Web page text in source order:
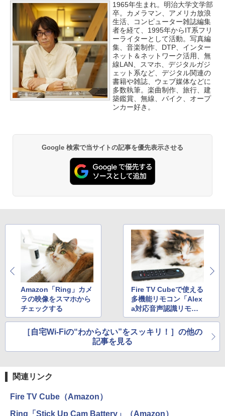
1965年生まれ。明治大学文学部
卒。カメラマン、アメリカ放浪
生活、コンピューター雑誌編集
者を経て、1995年からIT系フリ
ーライターとして活動。写真編
集、音楽制作、DTP、インター
ネット＆ネットワーク活用、無
線LAN、スマホ、デジタルガジ
ェット系など、デジタル関連の
書籍や雑誌、ウェブ媒体などに
多数執筆。楽曲制作、旅行、建
築鑑賞、無線、バイク、オープ
ンカー好き。
Google 検索で当サイトの記事を優先表示させる
Amazon「Ring」カメ
ラの映像をスマホから
チェックする
Fire TV Cubeで使える
多機能リモコン「Alex
a対応音声認識リモコ
ン Pro」で、もっと気
持ちよくコンテンツを
視聴しよう
［自宅Wi-Fiの“わからない”をスッキリ！］の他の
記事を見る
関連リンク
Fire TV Cube（Amazon）
Ring「Stick Up Cam Battery」（Amazon）